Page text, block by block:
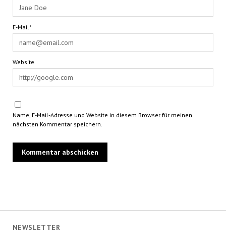
NEWSLETTER
E-Mail*
Website
Name, E-Mail-Adresse und Website in diesem Browser für meinen
nächsten Kommentar speichern.